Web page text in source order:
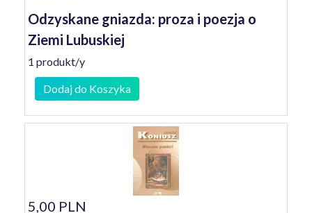
Odzyskane gniazda: proza i poezja o
Ziemi Lubuskiej
1 produkt/y
Dodaj do Koszyka
5,00 PLN